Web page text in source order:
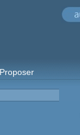
Proposer